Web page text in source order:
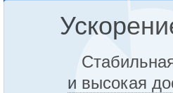
и высокая